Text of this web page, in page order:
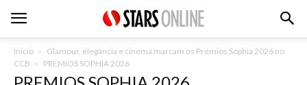
Inicio
Glamour, elegância e cinema marcam os Prémios Sophia 2026 no
CCB
PREMIOS SOPHIA 2026